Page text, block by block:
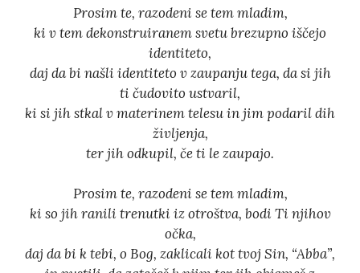
Prosim te, razodeni se tem mladim,
ki v tem dekonstruiranem svetu brezupno iščejo
identiteto,
daj da bi našli identiteto v zaupanju tega, da si jih
ti čudovito ustvaril,
ki si jih stkal v materinem telesu in jim podaril dih
življenja,
ter jih odkupil, če ti le zaupajo.
Prosim te, razodeni se tem mladim,
ki so jih ranili trenutki iz otroštva, bodi Ti njihov
očka,
daj da bi k tebi, o Bog, zaklicali kot tvoj Sin, “Abba”,